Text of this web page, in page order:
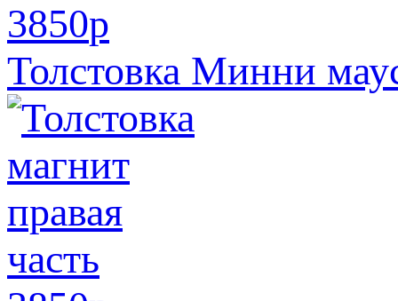
3850p
Толстовка Минни